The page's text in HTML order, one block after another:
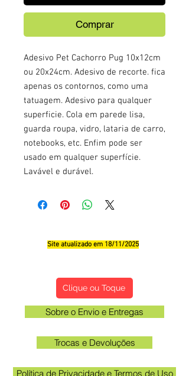
Comprar
Adesivo Pet Cachorro Pug 10x12cm
ou 20x24cm. Adesivo de recorte. fica
apenas os contornos, como uma
tatuagem. Adesivo para qualquer
superficie. Cola em parede lisa,
guarda roupa, vidro, lataria de carro,
notebooks, etc. Enfim pode ser
usado em qualquer superfície.
Lavável e durável.
Site atualizado em 18/11/2025
Clique ou Toque
Sobre o Envio e Entregas
Trocas e Devoluções
Política de Privacidade e Termos de Uso